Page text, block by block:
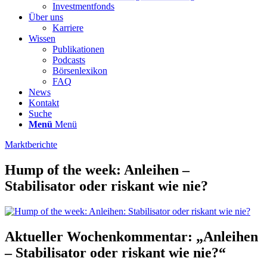
Investmentfonds
Über uns
Karriere
Wissen
Publikationen
Podcasts
Börsenlexikon
FAQ
News
Kontakt
Suche
Menü Menü
Marktberichte
Hump of the week: Anleihen –
Stabilisator oder riskant wie nie?
Aktueller Wochenkommentar: „Anleihen
– Stabilisator oder riskant wie nie?“